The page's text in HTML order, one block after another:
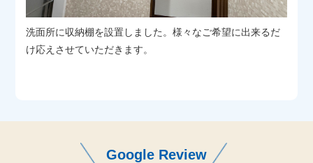
洗面所に収納棚を設置しました。様々なご希望に出来るだ
け応えさせていただきます。
Google Review